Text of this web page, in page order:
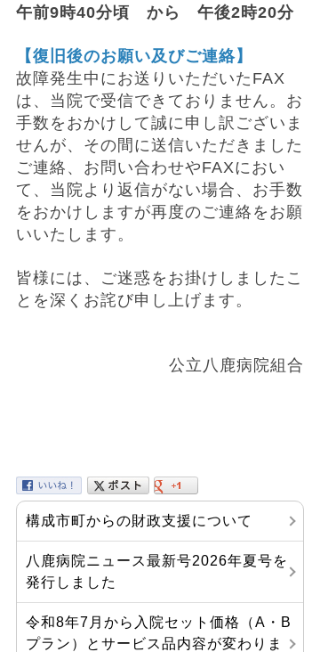
午前9時40分頃 から 午後2時20分
【復旧後のお願い及びご連絡】
故障発生中にお送りいただいたFAX
は、当院で受信できておりません。お
手数をおかけして誠に申し訳ございま
せんが、その間に送信いただきました
ご連絡、お問い合わせやFAXにおい
て、当院より返信がない場合、お手数
をおかけしますが再度のご連絡をお願
いいたします。
皆様には、ご迷惑をお掛けしましたこ
とを深くお詫び申し上げます。
公立八鹿病院組合
構成市町からの財政支援について
八鹿病院ニュース最新号2026年夏号を
発行しました
令和8年7月から入院セット価格（A・B
プラン）とサービス品内容が変わりま